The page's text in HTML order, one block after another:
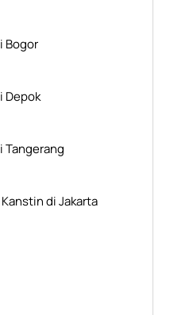
Bogor
Depok
Tangerang
di Jakarta